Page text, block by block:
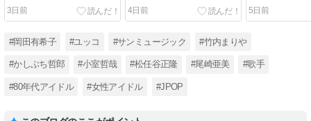
3日前
4日前
5日前
#岡田有希子 #ユッコ #サンミュージック #竹内まりや
#かしぶち哲郎 #小室哲哉 #松任谷正隆 #尾崎亜美 #歌手
#80年代アイドル #女性アイドル #JPOP